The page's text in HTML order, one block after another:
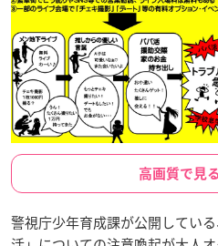
高画質で見
警視庁少年育成課が公開してい